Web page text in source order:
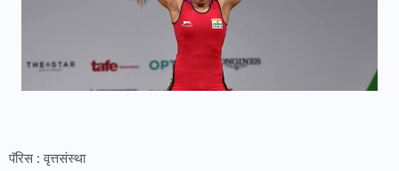
पॅरिस : वृत्तसंस्था